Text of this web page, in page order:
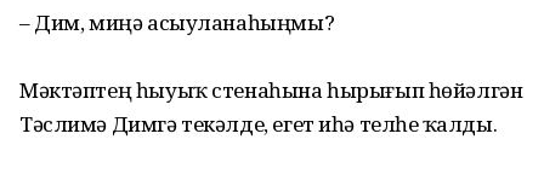
– Дим, миңә асыуланаһыңмы?
Мәктәптең һыуыҡ стенаһына һырығып һөйәлгән
Тәслимә Димгә текәлде, егет иһә телһеҙ ҡалды.